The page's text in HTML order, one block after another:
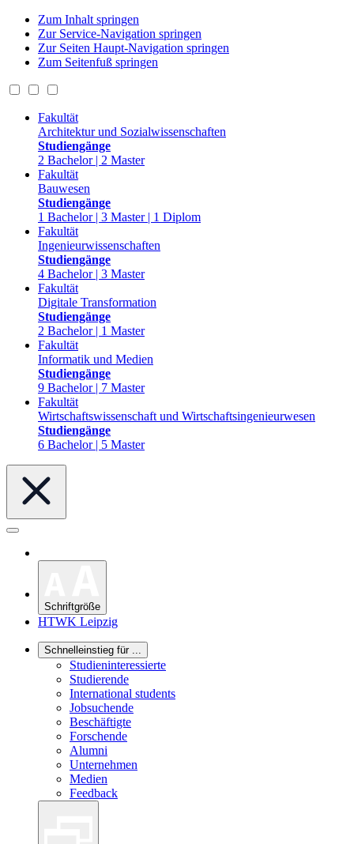
Zum Inhalt springen
Zur Service-Navigation springen
Zur Seiten Haupt-Navigation springen
Zum Seitenfuß springen
Fakultät
Architektur und Sozialwissenschaften
Studiengänge
2 Bachelor | 2 Master
Fakultät
Bauwesen
Studiengänge
1 Bachelor | 3 Master | 1 Diplom
Fakultät
Ingenieurwissenschaften
Studiengänge
4 Bachelor | 3 Master
Fakultät
Digitale Transformation
Studiengänge
2 Bachelor | 1 Master
Fakultät
Informatik und Medien
Studiengänge
9 Bachelor | 7 Master
Fakultät
Wirtschaftswissenschaft und Wirtschaftsingenieurwesen
Studiengänge
6 Bachelor | 5 Master
Schriftgröße
HTWK Leipzig
Schnelleinstieg für ...
Studieninteressierte
Studierende
International students
Jobsuchende
Beschäftigte
Forschende
Alumni
Unternehmen
Medien
Feedback